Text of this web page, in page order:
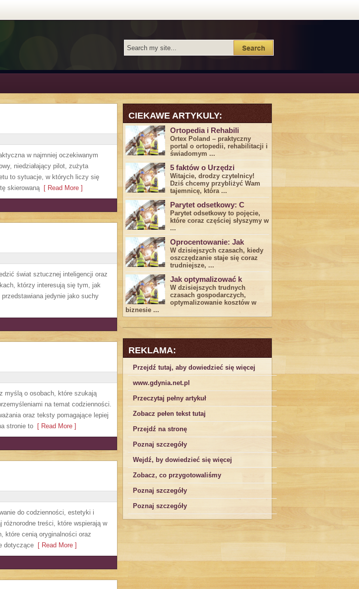
w najmniej oczekiwanym
niedziałający pilot, zużyta
to sytuacje, w których liczy się
skierowaną[ Read More ]
świat sztucznej inteligencji oraz
którzy interesują się tym, jak
jedynie jako suchy
myślą o osobach, które szukają
na temat codzienności.
oraz teksty pomagające lepiej
stronie to [ Read More ]
do codzienności, estetyki i
treści, które wspierają w
które cenią oryginalności oraz
dotyczące [ Read More ]
CIEKAWE ARTYKULY:
Ortopedia i Rehabili
Ortex Poland – praktyczny
portal o ortopedii, rehabilitacji i
świadomym ...
5 faktów o Urzędzi
Witajcie, drodzy czytelnicy!
Dziś chcemy przybliżyć ⁣Wam ​
tajemnicę,⁤ która ...
Parytet odsetkowy: C
Parytet odsetkowy to pojęcie,
które coraz częściej słyszymy w
...
Oprocentowanie: Jak
W dzisiejszych czasach, kiedy
‍oszczędzanie​ staje się coraz
trudniejsze,⁣ ...
Jak optymalizować k
W dzisiejszych trudnych⁤
czasach gospodarczych,
optymalizowanie ‌kosztów w
biznesie ...
REKLAMA:
Przejdź tutaj, aby dowiedzieć się więcej
www.gdynia.net.pl
Przeczytaj pełny artykuł
Zobacz pełen tekst tutaj
Przejdź na stronę
Poznaj szczegóły
Wejdź, by dowiedzieć się więcej
Zobacz, co przygotowaliśmy
Poznaj szczegóły
Poznaj szczegóły